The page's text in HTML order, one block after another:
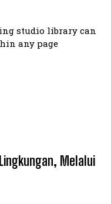
studio library can
any page
Melalui